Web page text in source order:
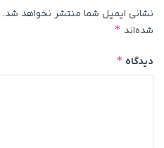
نشانی ایمیل شما منتشر نخواهد شد.
شده‌اند *
دیدگاه *